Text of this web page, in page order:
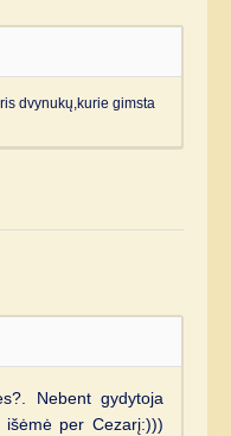
dvynukų,kurie gimsta
Nebent gydytoja
per Cezarį:)))